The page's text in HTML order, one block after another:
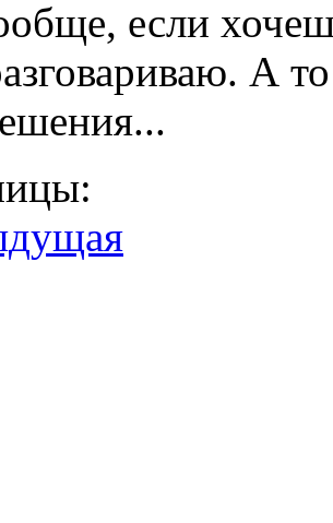
если
А то